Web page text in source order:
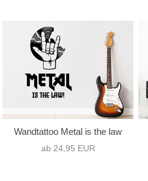
Wandtattoo Metal is the law
ab 24,95 EUR